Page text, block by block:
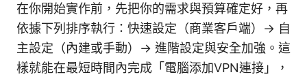
在你開始實作前，先把你的需求與預算確定好，再
依據下列排序執行：快速設定（商業客戶端）→ 自
主設定（內建或手動）→ 進階設定與安全加強。這
樣就能在最短時間內完成「電腦添加VPN連接」，